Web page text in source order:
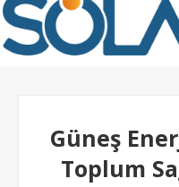
ÖNCEKI
Güneş
Toplum